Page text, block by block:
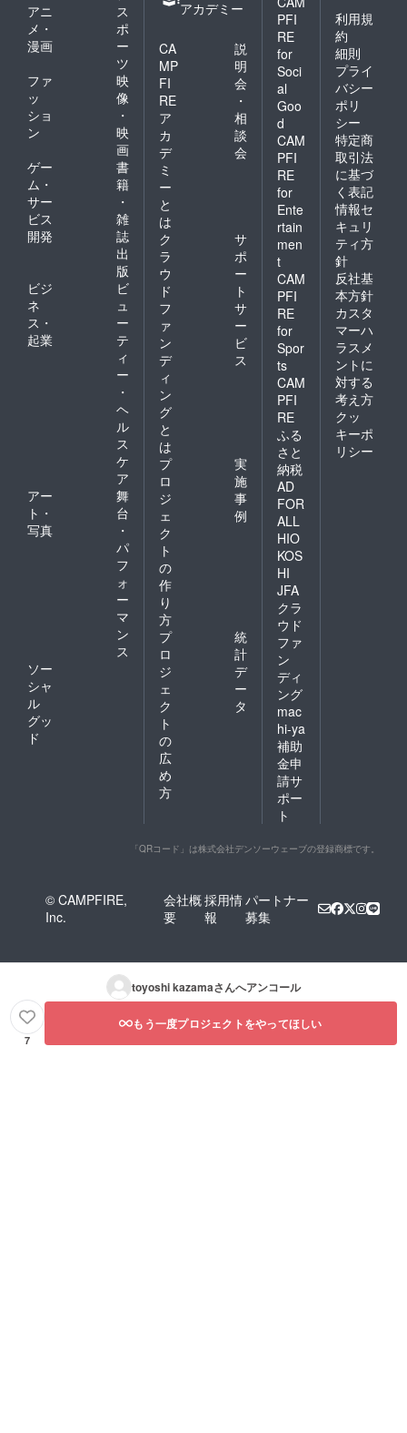
アニ
メ・
漫画
ス
ポ
ー
ツ
ファ
ッ
ショ
ン
映
像
・
映
画
ゲー
ム・
サー
ビス
開発
書
籍
・
雑
誌
出
版
ビジ
ネ
ス・
起業
ビ
ュ
ー
テ
ィ
ー
・
ヘ
ル
ス
ケ
ア
アー
ト・
写真
舞
台
・
パ
フ
ォ
ー
マ
ン
ス
ソー
シャ
ル
グッ
ド
アカデミー
CA
MP
FI
RE
ア
カ
デ
ミ
ー
と
は
説
明
会
・
相
談
会
ク
ラ
ウ
ド
フ
ァ
ン
デ
ィ
ン
グ
と
は
サ
ポ
ー
ト
サ
ー
ビ
ス
プ
ロ
ジ
ェ
ク
ト
の
作
り
方
実
施
事
例
プ
ロ
ジ
ェ
ク
ト
の
広
め
方
統
計
デ
ー
タ
PFI
RE
for
Soci
al
Goo
d
CAM
PFI
RE
for
Ente
rtain
men
t
CAM
PFI
RE
for
Spor
ts
CAM
PFI
RE
ふる
さと
納税
AD
FOR
ALL
HIO
KOS
HI
JFA
クラ
ウド
ファ
ン
ディ
ング
mac
hi-ya
補助
金申
請サ
ポー
ト
利用規
約
細則
プライ
バシー
ポリ
シー
特定商
取引法
に基づ
く表記
情報セ
キュリ
ティ方
針
反社基
本方針
カスタ
マーハ
ラスメ
ントに
対する
考え方
クッ
キーポ
リシー
「QRコード」は株式会社デンソーウェーブの登録商標です。
© CAMPFIRE,
Inc.
会社概
要
採用情
報
パートナー
募集
toyoshi kazamaさんへアンコール
7
もう一度プロジェクトをやってほしい